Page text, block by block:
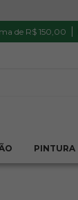
de R$ 150,00
PINTURA
R$ 20,00